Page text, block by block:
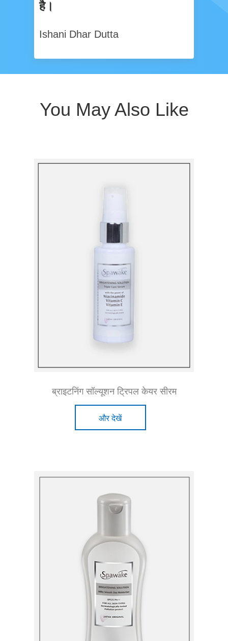
है।
Ishani Dhar Dutta
You May Also Like
ब्राइटनिंग सॉल्यूशन ट्रिपल केयर सीरम
और देखें